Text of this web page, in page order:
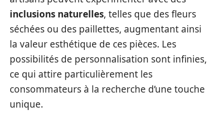
inclusions naturelles, telles que des fleurs
séchées ou des paillettes, augmentant ainsi
la valeur esthétique de ces pièces. Les
possibilités de personnalisation sont infinies,
ce qui attire particulièrement les
consommateurs à la recherche d’une touche
unique.